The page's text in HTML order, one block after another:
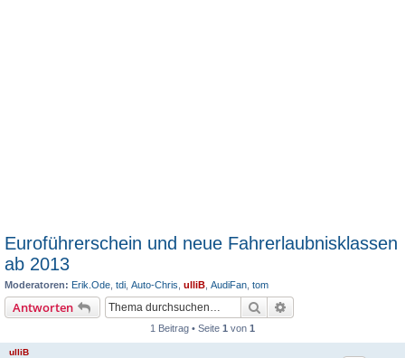
Euroführerschein und neue Fahrerlaubnisklassen
ab 2013
Moderatoren: Erik.Ode tdi Auto-Chris ulliB AudiFan tom
Antworten Suche
1 Beitrag • Seite 1 von 1
ulliB